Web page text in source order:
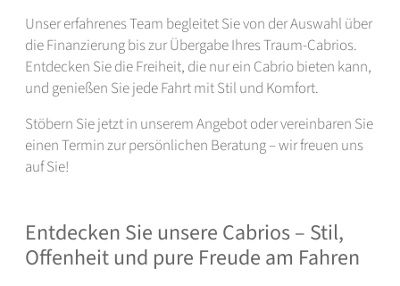
Unser erfahrenes Team begleitet Sie von der Auswahl über
die Finanzierung bis zur Übergabe Ihres Traum-Cabrios.
Entdecken Sie die Freiheit, die nur ein Cabrio bieten kann,
und genießen Sie jede Fahrt mit Stil und Komfort.
Stöbern Sie jetzt in unserem Angebot oder vereinbaren Sie
einen Termin zur persönlichen Beratung – wir freuen uns
auf Sie!
Entdecken Sie unsere Cabrios – Stil,
Offenheit und pure Freude am Fahren